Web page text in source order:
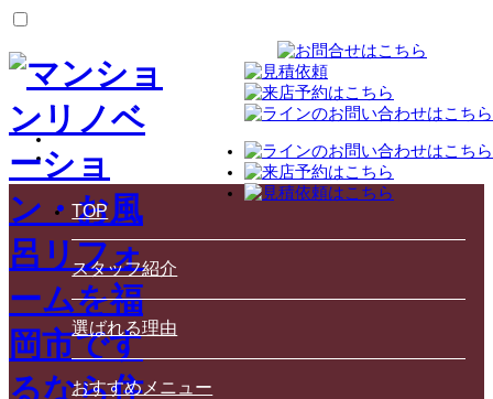
TOP
スタッフ紹介
選ばれる理由
おすすめメニュー